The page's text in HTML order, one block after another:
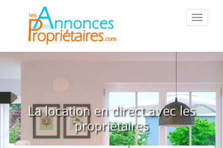
::Menu::
La location en direct avec les
propriétaires